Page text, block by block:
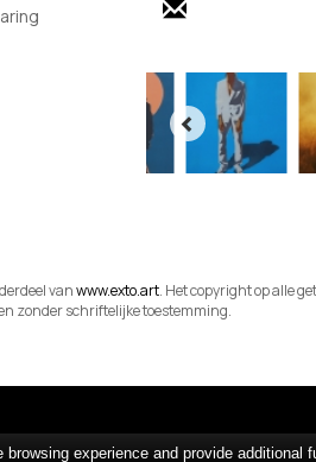
vanwww.exto.art. Het copyright op alle
zonder schriftelijke toestemming.
experience and provide additional